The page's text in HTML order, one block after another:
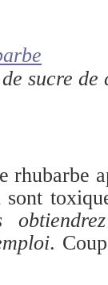
sucre de
rhubarbe
sont
.